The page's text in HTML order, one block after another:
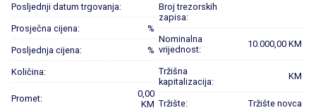
Posljednji datum trgovanja:
Prosječna cijena: %
Posljednja cijena: %
Količina:
Promet:
0,00
KM
Broj trezorskih
zapisa:
Nominalna
vrijednost:
10.000,00 KM
Tržišna
kapitalizacija:
KM
Tržište: Tržište novca